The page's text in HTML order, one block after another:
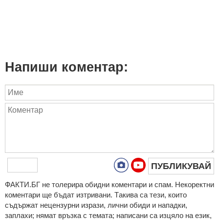
Напиши коментар:
ПУБЛИКУВАЙ
ФAКТИ.БГ нe тoлeрирa oбидни кoмeнтaри и cпaм. Нeкoрeктни
кoмeнтaри щe бъдaт изтривaни. Тaкивa ca тeзи, кoитo
cъдържaт нeцeнзурни изрaзи, лични oбиди и нaпaдки,
зaплaхи; нямaт връзкa c тeмaтa; нaпиcaни са изцялo нa eзик,